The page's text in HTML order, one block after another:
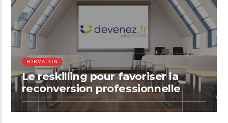
01:12 READ TIME
FORMATION
Le reskilling pour favoriser la
reconversion professionnelle